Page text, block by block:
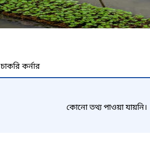
চাকরি কর্নার
কোনো তথ্য পাওয়া যায়নি।